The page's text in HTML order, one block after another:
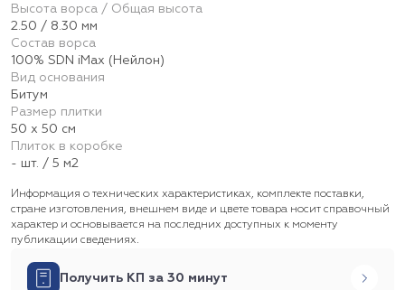
Высота ворса / Общая высота
2.50 / 8.30 мм
Состав ворса
100% SDN iMax (Нейлон)
Вид основания
Битум
Размер плитки
50 х 50 см
Плиток в коробке
- шт. / 5 м2
Информация о технических характеристиках, комплекте поставки,
стране изготовления, внешнем виде и цвете товара носит справочный
характер и основывается на последних доступных к моменту
публикации сведениях.
Получить КП за 30 минут